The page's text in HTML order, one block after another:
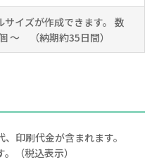
サイズが作成できます。 数
～ （納期約35日間）
印刷代金が含まれます。
（税込表示）